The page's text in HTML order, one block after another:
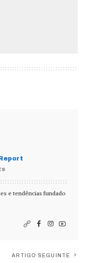
e tendências fundado
ARTIGO SEGUINTE